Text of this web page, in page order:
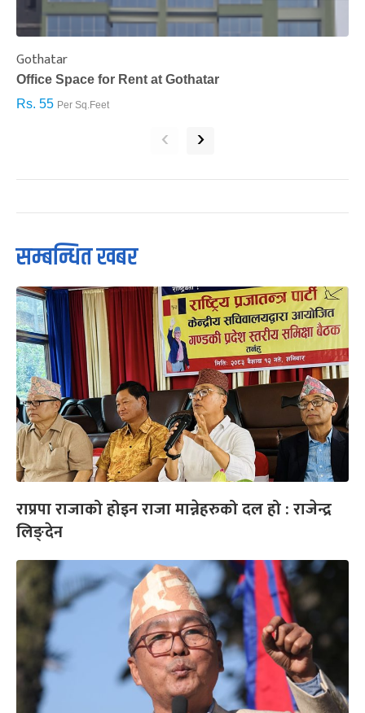
Gothatar
Office Space for Rent at Gothatar
Rs. 55 Per Sq.Feet
‹ ›
सम्बन्धित खबर
राप्रपा राजाको होइन राजा मान्नेहरुको दल हो : राजेन्द्र
लिङ्देन